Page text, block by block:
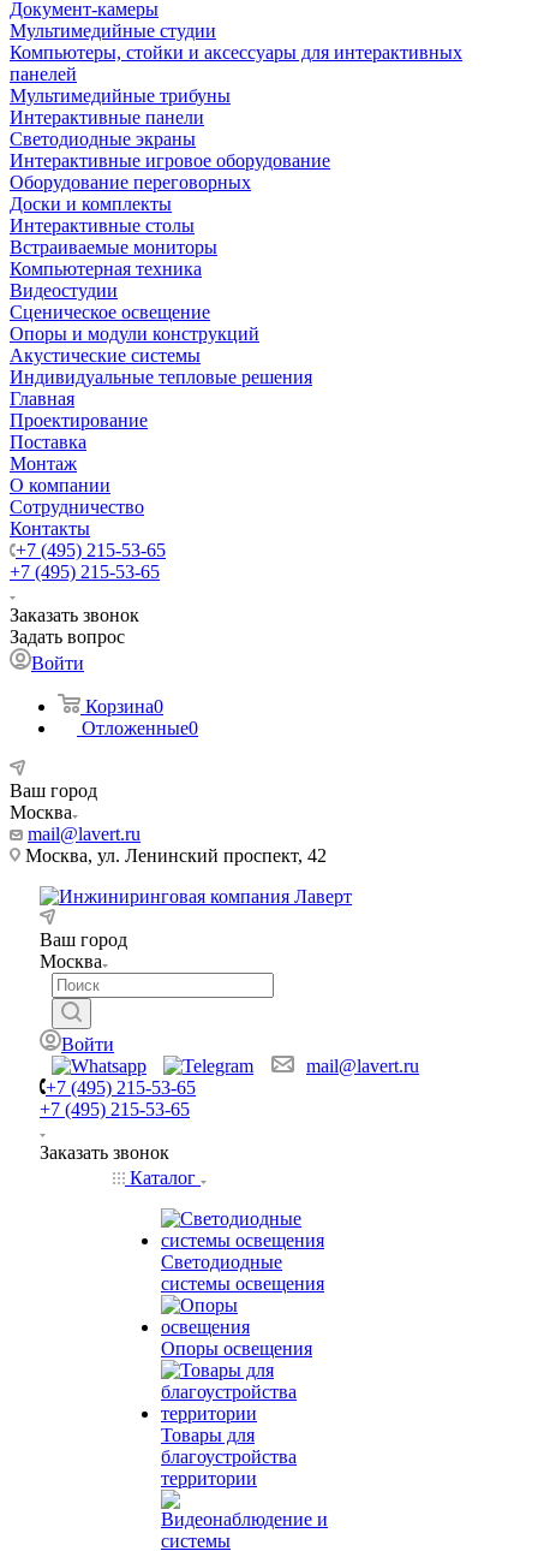
Документ-камеры
Мультимедийные студии
Компьютеры, стойки и аксессуары для интерактивных
панелей
Мультимедийные трибуны
Интерактивные панели
Светодиодные экраны
Интерактивные игровое оборудование
Оборудование переговорных
Доски и комплекты
Интерактивные столы
Встраиваемые мониторы
Компьютерная техника
Видеостудии
Cценическое освещение
Опоры и модули конструкций
Акустические системы
Индивидуальные тепловые решения
Главная
Проектирование
Поставка
Монтаж
О компании
Сотрудничество
Контакты
+7 (495) 215-53-65
+7 (495) 215-53-65
Заказать звонок
Задать вопрос
Войти
Корзина0
Отложенные0
Ваш город
Москва
mail@lavert.ru
Москва, ул. Ленинский проспект, 42
Ваш город
Москва
Войти
mail@lavert.ru
+7 (495) 215-53-65
+7 (495) 215-53-65
Заказать звонок
Каталог
Светодиодные
системы освещения
Опоры освещения
Товары для
благоустройства
территории